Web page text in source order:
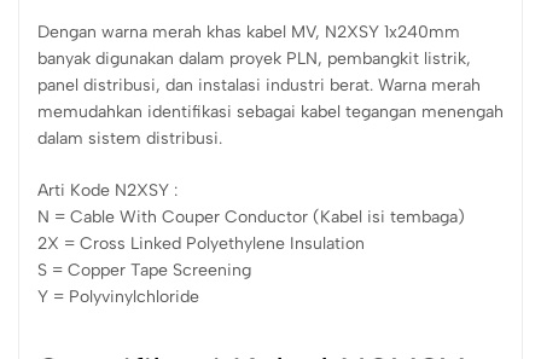
Dengan warna merah khas kabel MV, N2XSY 1x240mm
banyak digunakan dalam proyek PLN, pembangkit listrik,
panel distribusi, dan instalasi industri berat. Warna merah
memudahkan identifikasi sebagai kabel tegangan menengah
dalam sistem distribusi.
Arti Kode N2XSY :
N = Cable With Couper Conductor (Kabel isi tembaga)
2X = Cross Linked Polyethylene Insulation
S = Copper Tape Screening
Y = Polyvinylchloride